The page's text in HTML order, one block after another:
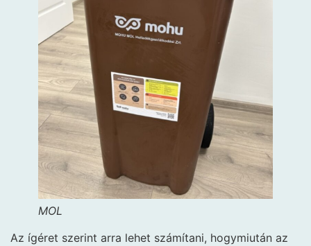
MOL
Az ígéret szerint arra lehet számítani, hogymiután az